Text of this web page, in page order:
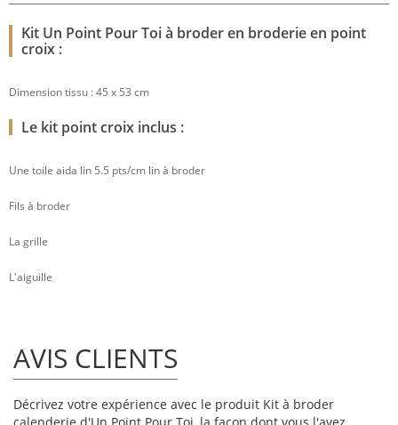
Kit Un Point Pour Toi à broder en broderie en point
croix :
Dimension tissu : 45 x 53 cm
Le kit point croix inclus :
Une toile aida lin 5.5 pts/cm lin à broder
Fils à broder
La grille
L'aiguille
AVIS CLIENTS
Décrivez votre expérience avec le produit Kit à broder